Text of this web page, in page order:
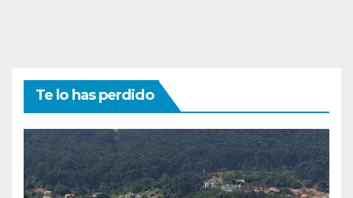
Te lo has perdido